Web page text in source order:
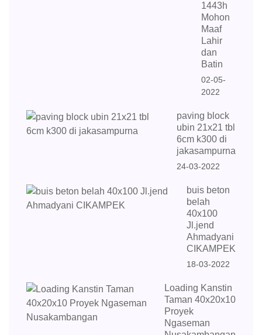
1443h
Mohon
Maaf
Lahir
dan
Batin
02-05-
2022
paving block
ubin 21x21 tbl
6cm k300 di
jakasampurna
24-03-2022
buis beton
belah
40x100
Jl.jend
Ahmadyani
CIKAMPEK
18-03-2022
Loading Kanstin
Taman 40x20x10
Proyek
Ngaseman